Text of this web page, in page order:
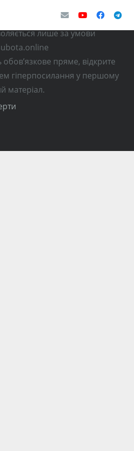
з інтернет-видання
лише за умови
пряме, відкрите
гіперпосилання у першому
матеріал.